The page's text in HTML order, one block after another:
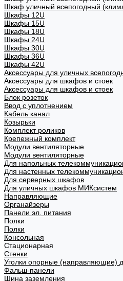
Шкаф уличный всепогодный
Шкафы 12U
Шкафы 15U
Шкафы 18U
Шкафы 24U
Шкафы 30U
Шкафы 36U
Шкафы 42U
Аксессуары для уличных
Аксессуары для шкафов и стоек
Аксессуары для шкафов и стоек
Блок розеток
Ввод с уплотнением
Кабель канал
Козырьки
Комплект роликов
Крепежный комплект
Модули вентиляторные
Модули вентиляторные
Для напольных
Для настенных
Для серверных шкафов
Для уличных шкафов МИКсистем
Направляющие
Органайзеры
Панели эл. питания
Полки
Полки
Консольная
Стационарная
Стенки
Уголки опорные (направляющие)
Фальш-панели
Шина заземления